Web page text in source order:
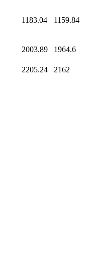
1183.04 1159.84
2003.89
1964.6
2205.24
2162